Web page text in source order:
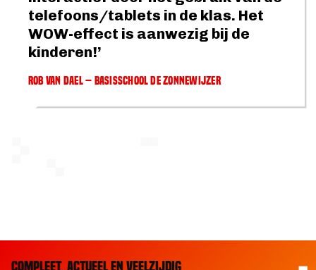
telefoons/tablets in de klas. Het
WOW-effect is aanwezig bij de
kinderen!’
ROB VAN DAEL – BASISSCHOOL DE ZONNEWIJZER